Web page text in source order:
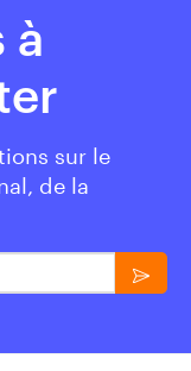
à
sur le
de la